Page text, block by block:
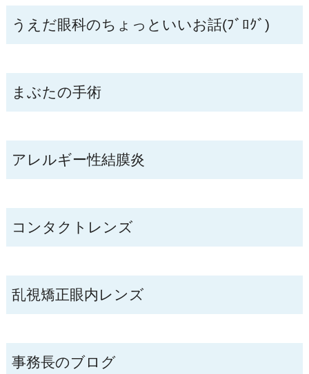
うえだ眼科のちょっといいお話(ﾌﾞﾛｸﾞ)
まぶたの手術
アレルギー性結膜炎
コンタクトレンズ
乱視矯正眼内レンズ
事務長のブログ